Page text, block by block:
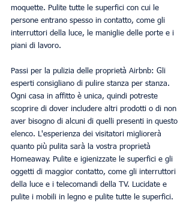
moquette. Pulite tutte le superfici con cui le
persone entrano spesso in contatto, come gli
interruttori della luce, le maniglie delle porte e i
piani di lavoro.
Passi per la pulizia delle proprietà Airbnb: Gli
esperti consigliano di pulire stanza per stanza.
Ogni casa in affitto è unica, quindi potreste
scoprire di dover includere altri prodotti o di non
aver bisogno di alcuni di quelli presenti in questo
elenco. L'esperienza dei visitatori migliorerà
quanto più pulita sarà la vostra proprietà
Homeaway. Pulite e igienizzate le superfici e gli
oggetti di maggior contatto, come gli interruttori
della luce e i telecomandi della TV. Lucidate e
pulite i mobili in legno e pulite tutte le superfici.